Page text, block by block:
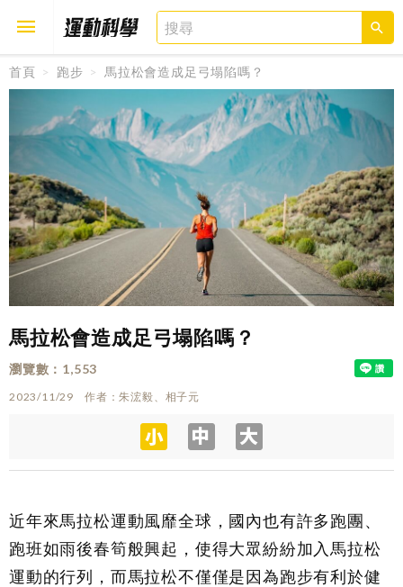
首頁 跑步 馬拉松會造成足弓塌陷嗎？
馬拉松會造成足弓塌陷嗎？
瀏覽數 1,553
2023/11/29 作者 朱浤毅、相子元
近年來馬拉松運動風靡全球，國內也有許多跑團、
跑班如雨後春筍般興起，使得大眾紛紛加入馬拉松
運動的行列，而馬拉松不僅僅是因為跑步有利於健
取消 確定